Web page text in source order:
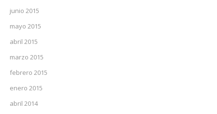
junio 2015
mayo 2015
abril 2015
marzo 2015
febrero 2015
enero 2015
abril 2014